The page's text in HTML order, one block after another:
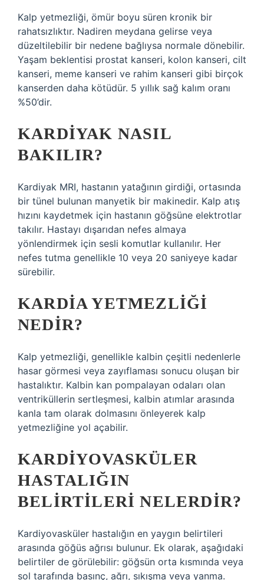
Kalp yetmezliği, ömür boyu süren kronik bir
rahatsızlıktır. Nadiren meydana gelirse veya
düzeltilebilir bir nedene bağlıysa normale dönebilir.
Yaşam beklentisi prostat kanseri, kolon kanseri, cilt
kanseri, meme kanseri ve rahim kanseri gibi birçok
kanserden daha kötüdür. 5 yıllık sağ kalım oranı
%50’dir.
KARDIYAK NASIL
BAKILIR?
Kardiyak MRI, hastanın yatağının girdiği, ortasında
bir tünel bulunan manyetik bir makinedir. Kalp atış
hızını kaydetmek için hastanın göğsüne elektrotlar
takılır. Hastayı dışarıdan nefes almaya
yönlendirmek için sesli komutlar kullanılır. Her
nefes tutma genellikle 10 veya 20 saniyeye kadar
sürebilir.
KARDIA YETMEZLIĞI
NEDIR?
Kalp yetmezliği, genellikle kalbin çeşitli nedenlerle
hasar görmesi veya zayıflaması sonucu oluşan bir
hastalıktır. Kalbin kan pompalayan odaları olan
ventriküllerin sertleşmesi, kalbin atımlar arasında
kanla tam olarak dolmasını önleyerek kalp
yetmezliğine yol açabilir.
KARDIYOVASKÜLER
HASTALIĞIN
BELIRTILERI NELERDIR?
Kardiyovasküler hastalığın en yaygın belirtileri
arasında göğüs ağrısı bulunur. Ek olarak, aşağıdaki
belirtiler de görülebilir: göğsün orta kısmında veya
sol tarafında basınç, ağrı, sıkışma veya yanma.